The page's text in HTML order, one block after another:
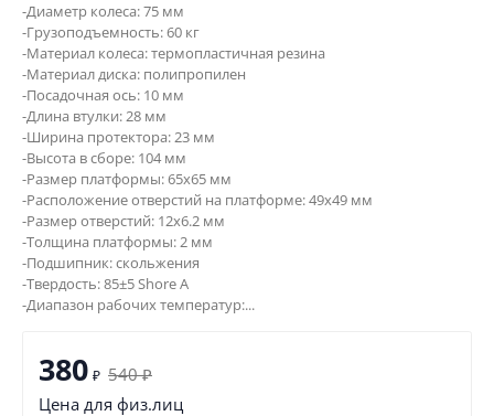
-Диаметр колеса: 75 мм
-Грузоподъемность: 60 кг
-Материал колеса: термопластичная резина
-Материал диска: полипропилен
-Посадочная ось: 10 мм
-Длина втулки: 28 мм
-Ширина протектора: 23 мм
-Высота в сборе: 104 мм
-Размер платформы: 65х65 мм
-Расположение отверстий на платформе: 49х49 мм
-Размер отверстий: 12х6.2 мм
-Толщина платформы: 2 мм
-Подшипник: скольжения
-Твердость: 85±5 Shore A
-Диапазон рабочих температур:...
380 ₽ 540 ₽
Цена для физ.лиц